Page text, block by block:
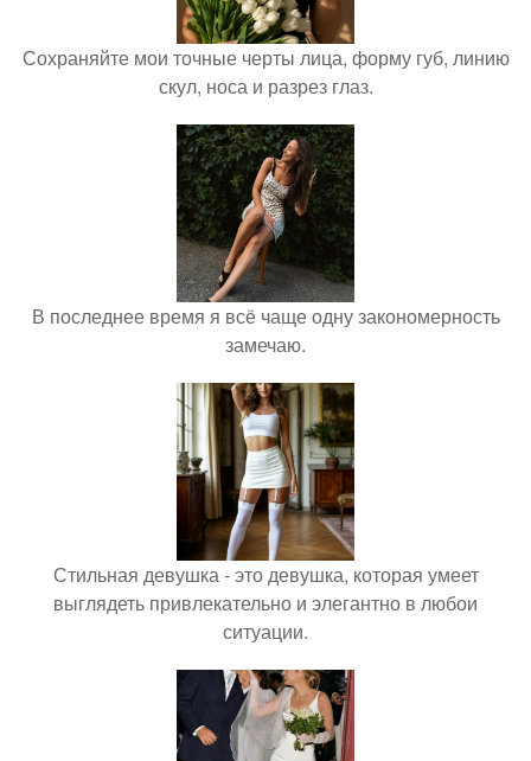
Сохраняйте мои точные черты лица, форму губ, линию
скул, носа и разрез глаз.
В последнее время я всё чаще одну закономерность
замечаю.
Стильная девушка - это девушка, которая умеет
выглядеть привлекательно и элегантно в любои
ситуации.